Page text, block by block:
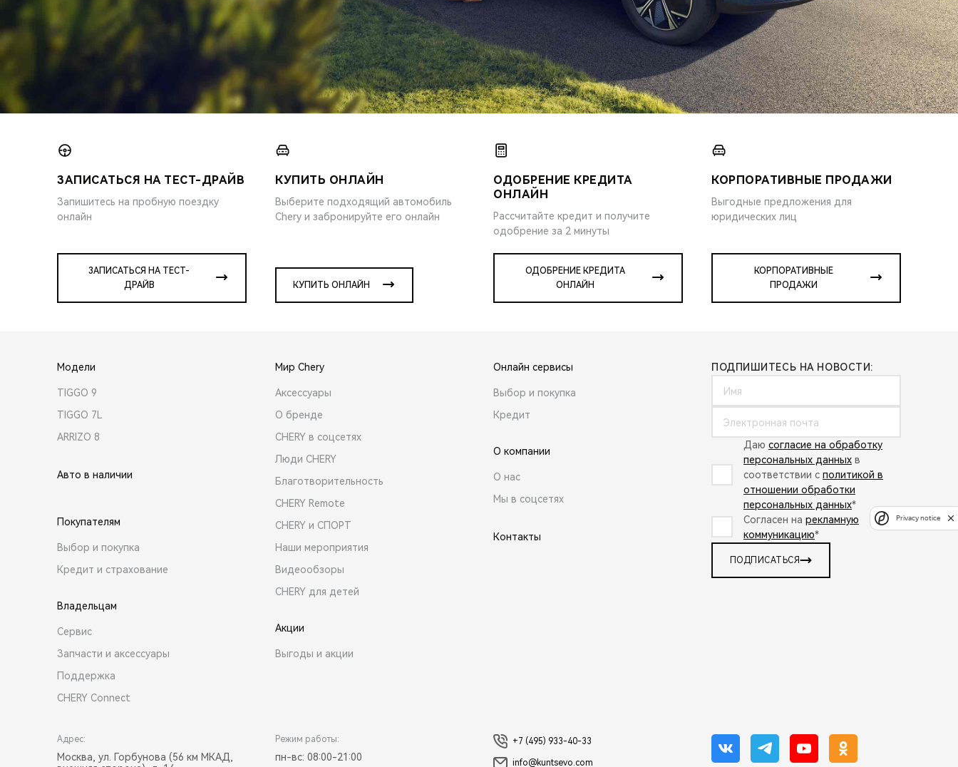
ЗАПИСАТЬСЯ НА ТЕСТ-ДРАЙВ
Запишитесь на пробную поездку
онлайн
ЗАПИСАТЬСЯ НА ТЕСТ-
ДРАЙВ
КУПИТЬ ОНЛАЙН
Выберите подходящий автомобиль
Chery и забронируйте его онлайн
КУПИТЬ ОНЛАЙН
ОДОБРЕНИЕ КРЕДИТА
ОНЛАЙН
Рассчитайте кредит и получите
одобрение за 2 минуты
ОДОБРЕНИЕ КРЕДИТА
ОНЛАЙН
КОРПОРАТИВНЫЕ ПРОДАЖИ
Выгодные предложения для
юридических лиц
КОРПОРАТИВНЫЕ
ПРОДАЖИ
Модели
TIGGO 9
TIGGO 7L
ARRIZO 8
Авто в наличии
Покупателям
Выбор и покупка
Кредит и страхование
Владельцам
Сервис
Запчасти и аксессуары
Поддержка
CHERY Connect
Мир Chery
Аксессуары
О бренде
CHERY в соцсетях
Люди CHERY
Благотворительность
CHERY Remote
CHERY и СПОРТ
Наши мероприятия
Видеообзоры
CHERY для детей
Акции
Выгоды и акции
Онлайн сервисы
Выбор и покупка
Кредит
О компании
О нас
Мы в соцсетях
Контакты
ПОДПИШИТЕСЬ НА НОВОСТИ:
Даю согласие на обработку
персональных данных в
соответствии с политикой в
отношении обработки
персональных данных*
Согласен на рекламную
коммуникацию*
ПОДПИСАТЬСЯ
Адрес:
Москва, ул. Горбунова (56 км МКАД,
Режим работы:
пн-вс: 08:00-21:00
+7 (495) 933-40-33
info@kuntsevo.com
Privacy notice